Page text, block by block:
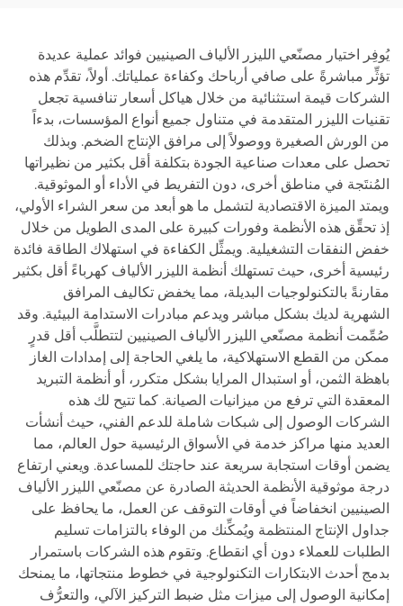
يُوفِر اختيار مصنّعي الليزر الألياف الصينيين فوائد عملية عديدة
تؤثِّر مباشرةً على صافي أرباحك وكفاءة عملياتك. أولاً، تقدِّم هذه
الشركات قيمة استثنائية من خلال هياكل أسعار تنافسية تجعل
تقنيات الليزر المتقدمة في متناول جميع أنواع المؤسسات، بدءاً
من الورش الصغيرة ووصولاً إلى مرافق الإنتاج الضخم. وبذلك
تحصل على معدات صناعية الجودة بتكلفة أقل بكثير من نظيراتها
المُنتَجة في مناطق أخرى، دون التفريط في الأداء أو الموثوقية.
ويمتد الميزة الاقتصادية لتشمل ما هو أبعد من سعر الشراء الأولي،
إذ تحقِّق هذه الأنظمة وفورات كبيرة على المدى الطويل من خلال
خفض النفقات التشغيلية. ويمثِّل الكفاءة في استهلاك الطاقة فائدة
رئيسية أخرى، حيث تستهلك أنظمة الليزر الألياف كهرباءً أقل بكثير
مقارنةً بالتكنولوجيات البديلة، مما يخفض تكاليف المرافق
الشهرية لديك بشكل مباشر ويدعم مبادرات الاستدامة البيئية. وقد
صُمِّمت أنظمة مصنّعي الليزر الألياف الصينيين لتتطلَّب أقل قدرٍ
ممكن من القطع الاستهلاكية، ما يلغي الحاجة إلى إمدادات الغاز
باهظة الثمن، أو استبدال المرايا بشكل متكرر، أو أنظمة التبريد
المعقدة التي ترفع من ميزانيات الصيانة. كما تتيح لك هذه
الشركات الوصول إلى شبكات شاملة للدعم الفني، حيث أنشأت
العديد منها مراكز خدمة في الأسواق الرئيسية حول العالم، مما
يضمن أوقات استجابة سريعة عند حاجتك للمساعدة. ويعني ارتفاع
درجة موثوقية الأنظمة الحديثة الصادرة عن مصنّعي الليزر الألياف
الصينيين انخفاضاً في أوقات التوقف عن العمل، ما يحافظ على
جداول الإنتاج المنتظمة ويُمكِّنك من الوفاء بالتزامات تسليم
الطلبات للعملاء دون أي انقطاع. وتقوم هذه الشركات باستمرار
بدمج أحدث الابتكارات التكنولوجية في خطوط منتجاتها، ما يمنحك
إمكانية الوصول إلى ميزات مثل ضبط التركيز الآلي، والتعرُّف